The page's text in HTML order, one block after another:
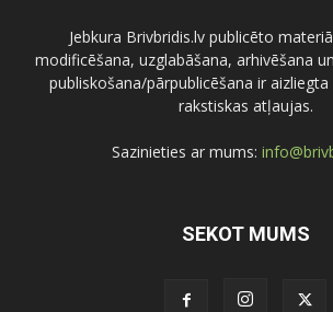
Jebkura Brivbridis.lv publicēto
modificēšana, uzglabāšana, arhivēšana
publiskošana/pārpublicēšana ir aizliegta
rakstiskas atļaujas.
Sazinieties ar mums:
SEKOT MUMS